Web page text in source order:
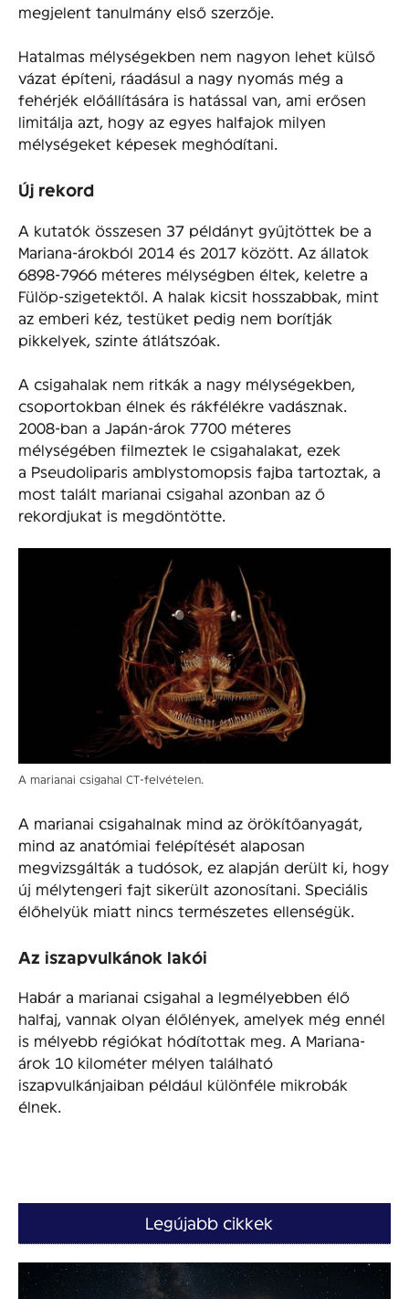
megjelent tanulmány első szerzője.
Hatalmas mélységekben nem nagyon lehet külső
vázat építeni, ráadásul a nagy nyomás még a
fehérjék előállítására is hatással van, ami erősen
limitálja azt, hogy az egyes halfajok milyen
mélységeket képesek meghódítani.
Új rekord
A kutatók összesen 37 példányt gyűjtöttek be a
Mariana-árokból 2014 és 2017 között. Az állatok
6898-7966 méteres mélységben éltek, keletre a
Fülöp-szigetektől. A halak kicsit hosszabbak, mint
az emberi kéz, testüket pedig nem borítják
pikkelyek, szinte átlátszóak.
A csigahalak nem ritkák a nagy mélységekben,
csoportokban élnek és rákfélékre vadásznak.
2008-ban a Japán-árok 7700 méteres
mélységében filmeztek le csigahalakat, ezek
a Pseudoliparis amblystomopsis fajba tartoztak, a
most talált marianai csigahal azonban az ő
rekordjukat is megdöntötte.
A marianai csigahal CT-felvételen.
A marianai csigahalnak mind az örökítőanyagát,
mind az anatómiai felépítését alaposan
megvizsgálták a tudósok, ez alapján derült ki, hogy
új mélytengeri fajt sikerült azonosítani. Speciális
élőhelyük miatt nincs természetes ellenségük.
Az iszapvulkánok lakói
Habár a marianai csigahal a legmélyebben élő
halfaj, vannak olyan élőlények, amelyek még ennél
is mélyebb régiókat hódítottak meg. A Mariana-
árok 10 kilométer mélyen található
iszapvulkánjaiban például különféle mikrobák
élnek.
Legújabb cikkek